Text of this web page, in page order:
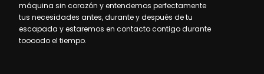
máquina sin corazón y entendemos perfectamente
tus necesidades antes, durante y después de tu
escapada y estaremos en contacto contigo durante
toooodo el tiempo.